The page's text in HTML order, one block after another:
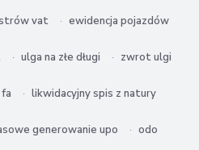
vat ewidencja pojazdów
ulga na złe długi zwrot ulgi
likwidacyjny spis z natury
generowanie upo odo